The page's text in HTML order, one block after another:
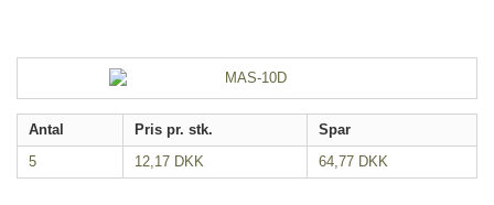
Antal Pris pr. stk.
Spar
5
12,17 DKK 64,77 DKK